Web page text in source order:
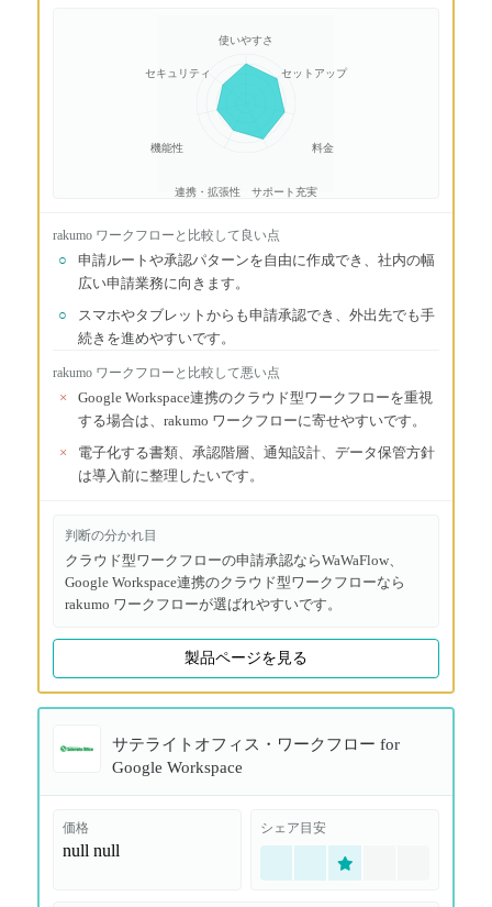
使いやすさ
セットアップ
料金
サポート充実
連携・拡張性
機能性
セキュリティ
rakumo ワークフロー と比較して良い点
○
申請ルートや承認パターンを自由に作成でき、社内の幅
広い申請業務に向きます。
○
スマホやタブレットからも申請承認でき、外出先でも手
続きを進めやすいです。
rakumo ワークフロー と比較して悪い点
×
Google Workspace連携のクラウド型ワークフローを重視
する場合は、rakumo ワークフローに寄せやすいです。
×
電子化する書類、承認階層、通知設計、データ保管方針
は導入前に整理したいです。
判断の分かれ目
クラウド型ワークフローの申請承認ならWaWaFlow、
Google Workspace連携のクラウド型ワークフローなら
rakumo ワークフローが選ばれやすいです。
製品ページを見る
サテライトオフィス・ワークフロー for
Google Workspace
価格
null null
シェア目安